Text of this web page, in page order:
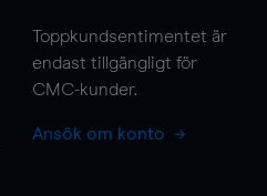
Toppkundsentimentet är
endast tillgängligt för
CMC-kunder.
Ansök om konto